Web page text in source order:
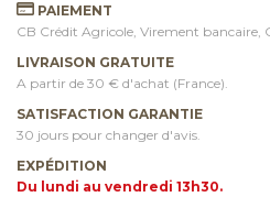
PAIEMENT
CB Crédit Agricole, Virement bancaire,
LIVRAISON GRATUITE
A partir de 30 € d'achat (France).
SATISFACTION GARANTIE
30 jours pour changer d'avis.
EXPÉDITION
Du lundi au vendredi 13h30.